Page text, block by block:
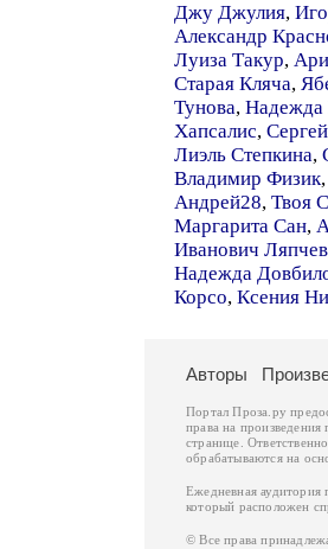
Джу Джулия,
Александр
Луиза Такур,
Старая Кляча,
Тунова, Надежда
Хапсалис,
Лиэль Степкина,
Владимир Физик,
Андрей28, Твоя
Маргарита Сан,
Иванович Ляпчев
Надежда
Корсо, Ксения
Авторы
Портал Проза.ру
права на произведения
странице.
обрабатываются на
Ежедневная аудитория
который расположен
© Все права